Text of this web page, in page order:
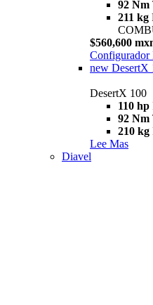
92 Nm
211 kg
$560,600
Configurador
new DesertX
DesertX 100
110 hp
92 Nm
210 kg
Lee Mas
Diavel